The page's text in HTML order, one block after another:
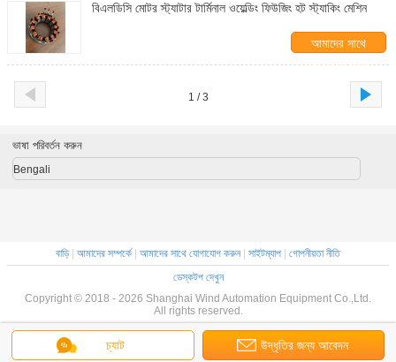
বিএলডিসি মোটর স্ট্যাটার টার্মিনাল ওয়েল্ডিং ফিউজিং হট স্ট্যাকিং মেশিন
আমাদের সাথে
যোগাযোগ করুন
1 / 3
চ্যাট উদ্ধৃতির জন্য আবেদন
ভাষা পরিবর্তন করুন
Bengali
বাড়ি| আমাদের সম্পর্কে আমাদের সাথে যোগাযোগ করুন| সাইটম্যাপ
গোপনীয়তা নীতি
ডেস্কটপ দেখুন
Copyright © 2018 - 2026 Shanghai Wind Automation Equipment Co.,Ltd.
All rights reserved.